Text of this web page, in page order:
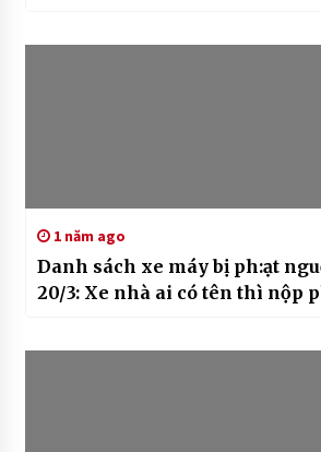
1 năm ago
Danh sách xe máy bị ph:ạt
20/3: Xe nhà ai có tên thì nộp